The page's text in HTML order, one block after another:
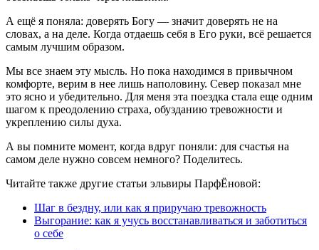
А ещё я поняла: доверять Богу — значит доверять не на
словах, а на деле. Когда отдаешь себя в Его руки, всё решается
самым лучшим образом.
Мы все знаем эту мысль. Но пока находимся в привычном
комфорте, верим в нее лишь наполовину. Север показал мне
это ясно и убедительно. Для меня эта поездка стала еще одним
шагом к преодолению страха, обузданию тревожности и
укреплению силы духа.
А вы помните момент, когда вдруг поняли: для счастья на
самом деле нужно совсем немного? Поделитесь.
Читайте также другие статьи эльвиры ПарфЁновой:
Шаг в бездну, или как я приручаю тревожность
Выгорание: как я учусь восстанавливаться и заботиться
о себе